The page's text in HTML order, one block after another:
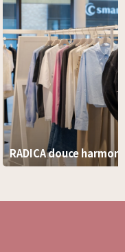
RADICA douce